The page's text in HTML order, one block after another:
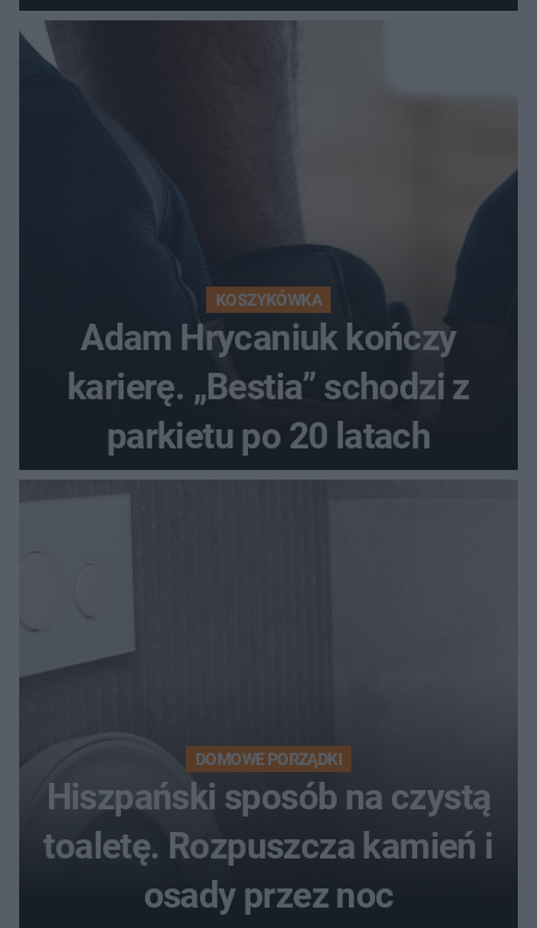
KOSZYKÓWKA
Adam Hrycaniuk kończy
karierę. „Bestia” schodzi z
parkietu po 20 latach
DOMOWE PORZĄDKI
Hiszpański sposób na czystą
toaletę. Rozpuszcza kamień i
osady przez noc